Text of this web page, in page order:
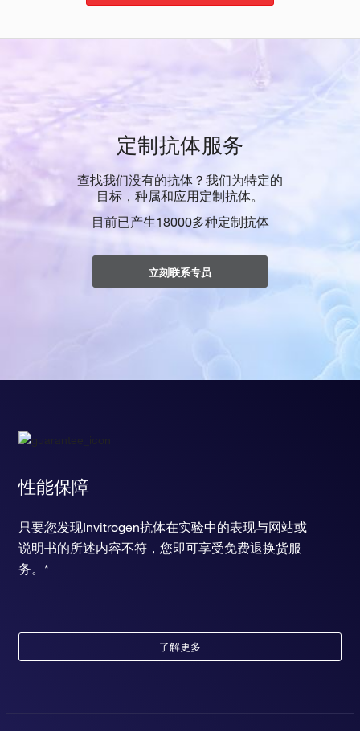
定制抗体服务
查找我们没有的抗体？我们为特定的
目标，种属和应用定制抗体。
目前已产生18000多种定制抗体
立刻联系专员
性能保障
只要您发现Invitrogen抗体在实验中的表现与网站或
说明书的所述内容不符，您即可享受免费退换货服
务。*
了解更多